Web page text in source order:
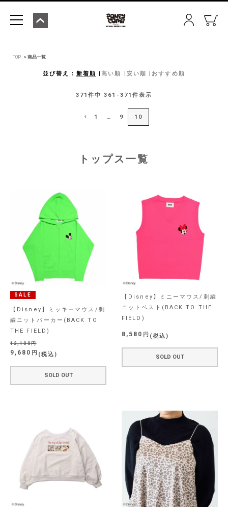
TOP 商品一覧
並び替え 新着順 高い順 安い順 おすすめ順
371 件中 361 - 371件表示
1 … 9 10
トップス一覧
SALE
【Disney】ミッキーマウス/刺
繍ニットパーカー(BACK TO
THE FIELD)
12,100
9,680 税込
SOLD OUT
【Disney】ミニーマウス/刺繍
ニットベスト(BACK TO THE
FIELD)
8,580 税込
SOLD OUT